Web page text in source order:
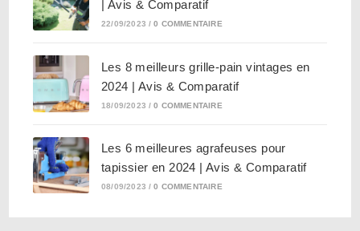
| Avis & Comparatif
22/09/2023 / 0 COMMENTAIRE
Les 8 meilleurs grille-pain vintages en
2024 | Avis & Comparatif
18/09/2023 / 0 COMMENTAIRE
Les 6 meilleures agrafeuses pour
tapissier en 2024 | Avis & Comparatif
08/09/2023 / 0 COMMENTAIRE